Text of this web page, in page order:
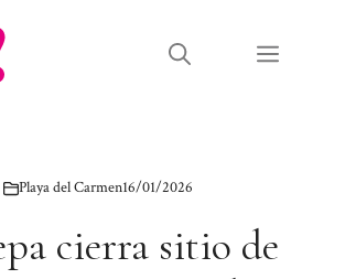
Menú
Playa del Carmen16/01/2026
cierra sitio de